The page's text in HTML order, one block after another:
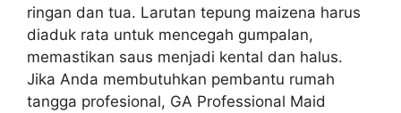
ringan dan tua. Larutan tepung maizena harus
diaduk rata untuk mencegah gumpalan,
memastikan saus menjadi kental dan halus.
Jika Anda membutuhkan pembantu rumah
tangga profesional, GA Professional Maid